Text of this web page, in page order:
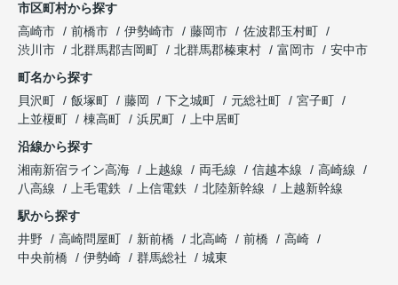
市区町村から探す
高崎市
前橋市 伊勢崎市 藤岡市
佐波郡玉村町
渋川市
北群馬郡吉岡町 北群馬郡榛東村 富岡市
安中市
町名から探す
貝沢町
飯塚町 藤岡 下之城町 元総社町
宮子町
上並榎町
棟高町 浜尻町
上中居町
沿線から探す
湘南新宿ライン高海
上越線 両毛線 信越本線
高崎線
八高線
上毛電鉄 上信電鉄 北陸新幹線
上越新幹線
駅から探す
井野
高崎問屋町 新前橋 北高崎 前橋
高崎
中央前橋
伊勢崎 群馬総社 城東